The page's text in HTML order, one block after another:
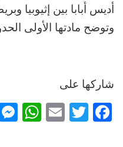
أديس أبابا بين إثيوبيا
وتوضح مادتها الأولى
شاركها على
Facebook
Twitter
Email